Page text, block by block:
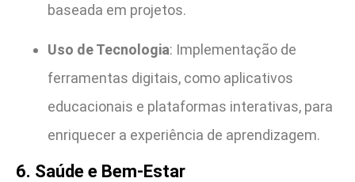
baseada em projetos.
Uso de Tecnologia: Implementação de
ferramentas digitais, como aplicativos
educacionais e plataformas interativas, para
enriquecer a experiência de aprendizagem.
6. Saúde e Bem-Estar